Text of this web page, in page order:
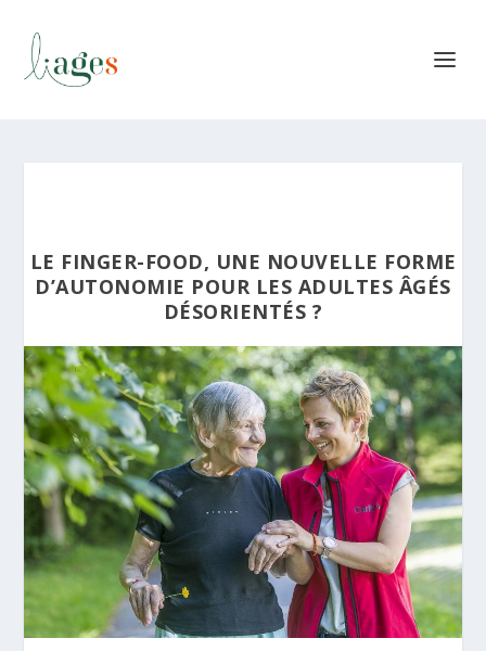
LE FINGER-FOOD, UNE NOUVELLE FORME
D’AUTONOMIE POUR LES ADULTES ÂGÉS
DÉSORIENTÉS ?